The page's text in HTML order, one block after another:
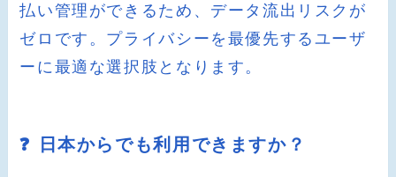
払い管理ができるため、データ流出リスクが
ゼロです。プライバシーを最優先するユーザ
ーに最適な選択肢となります。
❓ 日本からでも利用できますか？